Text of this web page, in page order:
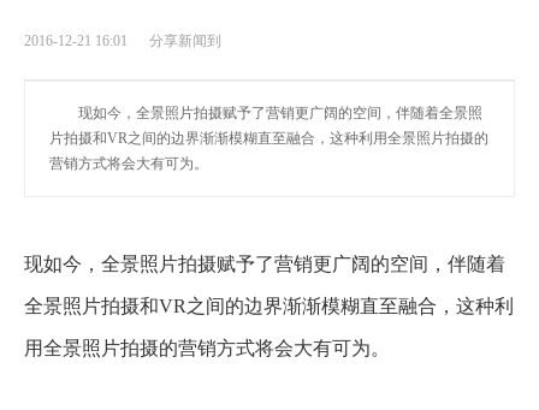
2016-12-21 16:01 分享新闻到
现如今，全景照片拍摄赋予了营销更广阔的空间，伴随着全景照
片拍摄和VR之间的边界渐渐模糊直至融合，这种利用全景照片拍摄的
营销方式将会大有可为。
现如今，全景照片拍摄赋予了营销更广阔的空间，伴随着
全景照片拍摄和VR之间的边界渐渐模糊直至融合，这种利
用全景照片拍摄的营销方式将会大有可为。